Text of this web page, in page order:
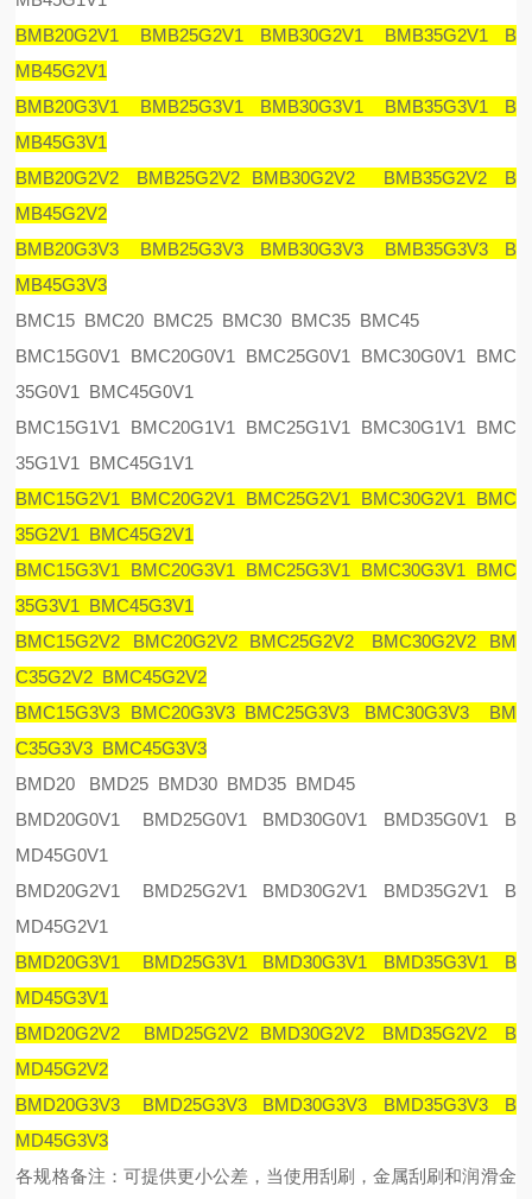
BMB20G2V1 BMB25G2V1 BMB30G2V1 BMB35G2V1 B
MB45G2V1
BMB20G3V1 BMB25G3V1 BMB30G3V1 BMB35G3V1 B
MB45G3V1
BMB20G2V2 BMB25G2V2 BMB30G2V2 BMB35G2V2 B
MB45G2V2
BMB20G3V3 BMB25G3V3 BMB30G3V3 BMB35G3V3 B
MB45G3V3
BMC15 BMC20 BMC25 BMC30 BMC35 BMC45
BMC15G0V1 BMC20G0V1 BMC25G0V1 BMC30G0V1 BMC
35G0V1 BMC45G0V1
BMC15G1V1 BMC20G1V1 BMC25G1V1 BMC30G1V1 BMC
35G1V1 BMC45G1V1
BMC15G2V1 BMC20G2V1 BMC25G2V1 BMC30G2V1 BMC
35G2V1 BMC45G2V1
BMC15G3V1 BMC20G3V1 BMC25G3V1 BMC30G3V1 BMC
35G3V1 BMC45G3V1
BMC15G2V2 BMC20G2V2 BMC25G2V2 BMC30G2V2 BM
C35G2V2 BMC45G2V2
BMC15G3V3 BMC20G3V3 BMC25G3V3 BMC30G3V3 BM
C35G3V3 BMC45G3V3
BMD20 BMD25 BMD30 BMD35 BMD45
BMD20G0V1 BMD25G0V1 BMD30G0V1 BMD35G0V1 B
MD45G0V1
BMD20G2V1 BMD25G2V1 BMD30G2V1 BMD35G2V1 B
MD45G2V1
BMD20G3V1 BMD25G3V1 BMD30G3V1 BMD35G3V1 B
MD45G3V1
BMD20G2V2 BMD25G2V2 BMD30G2V2 BMD35G2V2 B
MD45G2V2
BMD20G3V3 BMD25G3V3 BMD30G3V3 BMD35G3V3 B
MD45G3V3
各规格备注：可提供更小公差，当使用刮刷，金属刮刷和润滑金